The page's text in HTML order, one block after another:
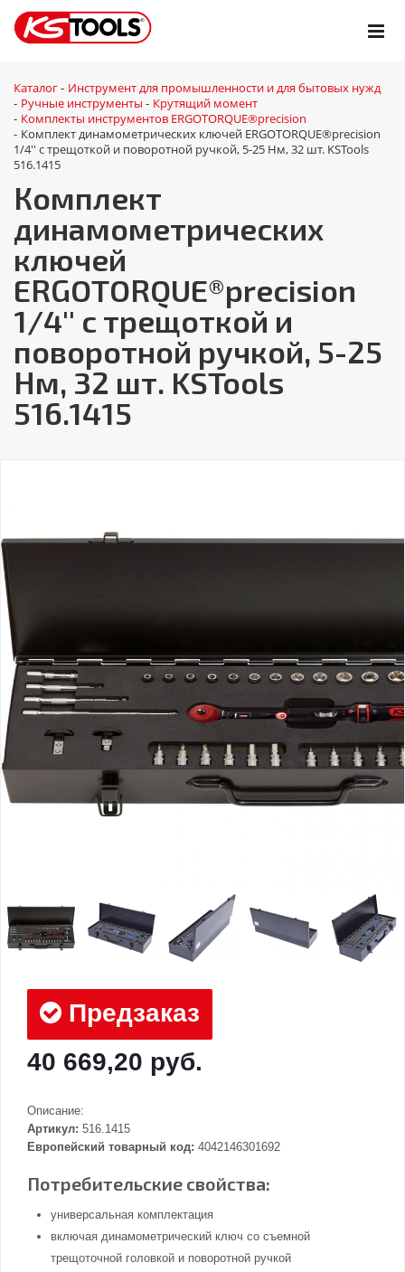
Каталог - Инструмент для промышленности и для бытовых нужд
- Ручные инструменты - Крутящий момент
- Комплекты инструментов ERGOTORQUE®precision
- Комплект динамометрических ключей ERGOTORQUE®precision
1/4'' с трещоткой и поворотной ручкой, 5-25 Нм, 32 шт. KSTools
516.1415
Комплект
динамометрических
ключей
ERGOTORQUE®precision
1/4'' с трещоткой и
поворотной ручкой, 5-25
Нм, 32 шт. KSTools
516.1415
Предзаказ
40 669,20 руб.
Описание:
Артикул: 516.1415
Европейский товарный код: 4042146301692
Потребительские свойства:
универсальная комплектация
включая динамометрический ключ со съемной
трещоточной головкой и поворотной ручкой